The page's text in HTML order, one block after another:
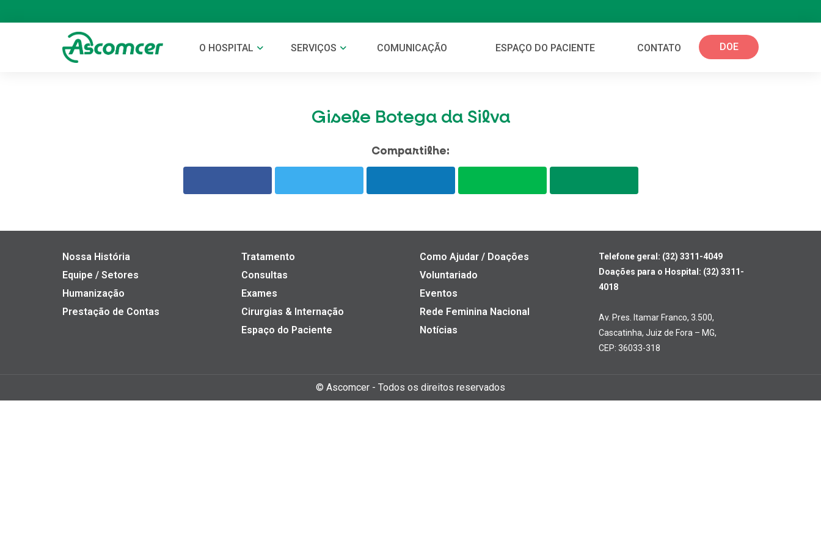
O HOSPITAL SERVIÇOS COMUNICAÇÃO ESPAÇO DO PACIENTE CONTATO DOE
Gisele Botega da Silva
Compartilhe:
Nossa História
Equipe / Setores
Humanização
Prestação de Contas
Tratamento
Consultas
Exames
Cirurgias & Internação
Espaço do Paciente
Como Ajudar / Doações
Voluntariado
Eventos
Rede Feminina Nacional
Notícias
Telefone geral: (32) 3311-4049
Doações para o Hospital: (32) 3311-
4018
Av. Pres. Itamar Franco, 3.500,
Cascatinha, Juiz de Fora – MG,
CEP: 36033-318
© Ascomcer - Todos os direitos reservados